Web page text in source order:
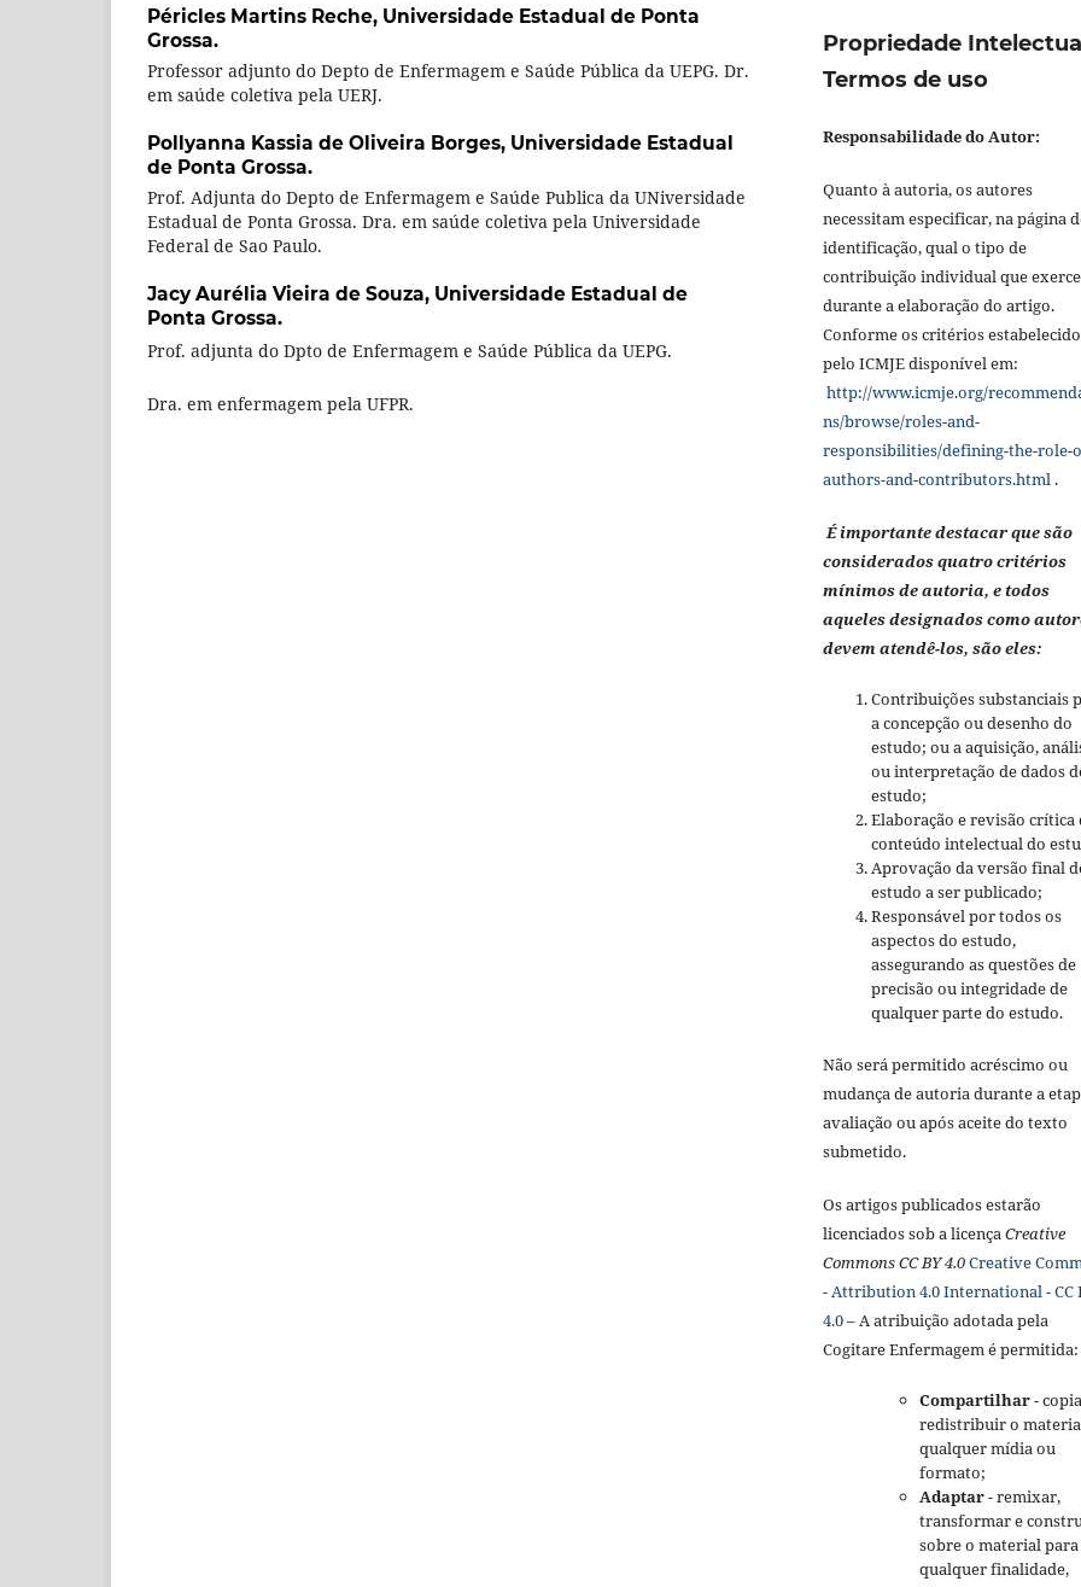
Péricles Martins Reche, Universidade Estadual de Ponta
Grossa.
Professor adjunto do Depto de Enfermagem e Saúde Pública da UEPG. Dr.
em saúde coletiva pela UERJ.
Pollyanna Kassia de Oliveira Borges, Universidade Estadual
de Ponta Grossa.
Prof. Adjunta do Depto de Enfermagem e Saúde Publica da UNiversidade
Estadual de Ponta Grossa. Dra. em saúde coletiva pela Universidade
Federal de Sao Paulo.
Jacy Aurélia Vieira de Souza, Universidade Estadual de
Ponta Grossa.
Prof. adjunta do Dpto de Enfermagem e Saúde Pública da UEPG.
Dra. em enfermagem pela UFPR.
Propriedade
Termos de uso
Responsabilidade do Autor:
Quanto à autoria, os autores
necessitam especificar, na página
identificação, qual o tipo de
contribuição individual que
durante a elaboração do artigo.
Conforme os critérios
pelo ICMJE disponível em:
http://www.icmje.org/
ns/browse/roles-and-
responsibilities/defining-the-role-
authors-and-contributors.html .
É importante destacar que são
considerados quatro critérios
mínimos de autoria, e todos
aqueles designados como
devem atendê-los, são eles:
Contribuições substanciais
a concepção ou desenho do
estudo; ou a aquisição,
ou interpretação de dados
estudo;
Elaboração e revisão crítica
conteúdo intelectual do
Aprovação da versão final
estudo a ser publicado;
Responsável por todos os
aspectos do estudo,
assegurando as questões de
precisão ou integridade de
qualquer parte do estudo.
Não será permitido acréscimo ou
mudança de autoria durante a
avaliação ou após aceite do texto
submetido.
Os artigos publicados estarão
licenciados sob a licença Creative
Commons CC BY 4.0Creative
- Attribution 4.0 International - CC
4.0– A atribuição adotada pela
Cogitare Enfermagem é permitida:
Compartilhar-
redistribuir o
qualquer mídia ou
formato;
Adaptar- remixar,
transformar e
sobre o material para
qualquer finalidade,